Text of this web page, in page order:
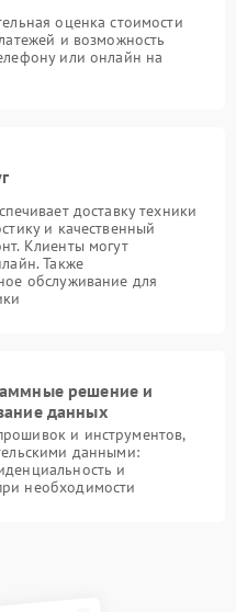
оценка стоимости
и возможность
или онлайн на
доставку техники
и качественный
Клиенты могут
Также
обслуживание для
решение и
данных
и инструментов,
данными:
и
необходимости